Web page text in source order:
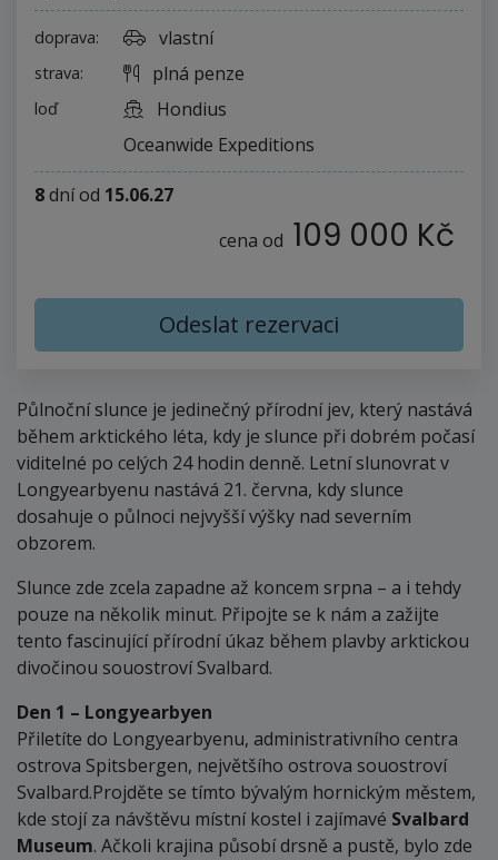
doprava: vlastní
strava: plná penze
loď
Hondius
Oceanwide Expeditions
8dníod 15.06.27
cena od 109 000 Kč
Odeslat rezervaci
Půlnoční slunce je jedinečný přírodní jev, který nastává
během arktického léta, kdy je slunce při dobrém počasí
viditelné po celých 24 hodin denně. Letní slunovrat v
Longyearbyenu nastává 21. června, kdy slunce
dosahuje o půlnoci nejvyšší výšky nad severním
obzorem.
Slunce zde zcela zapadne až koncem srpna – a i tehdy
pouze na několik minut. Připojte se k nám a zažijte
tento fascinující přírodní úkaz během plavby arktickou
divočinou souostroví Svalbard.
Den 1 – Longyearbyen
Přiletíte do Longyearbyenu, administrativního centra
ostrova Spitsbergen, největšího ostrova souostroví
Svalbard.Projděte se tímto bývalým hornickým městem,
kde stojí za návštěvu místní kostel i zajímavé Svalbard
Museum. Ačkoli krajina působí drsně a pustě, bylo zde